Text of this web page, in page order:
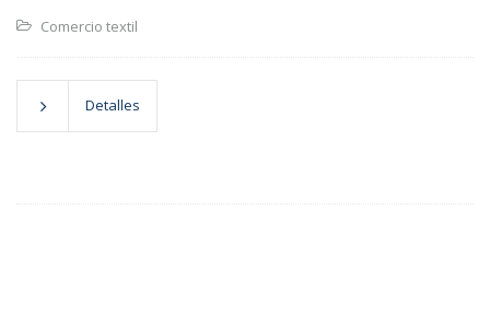
Comercio textil
Detalles